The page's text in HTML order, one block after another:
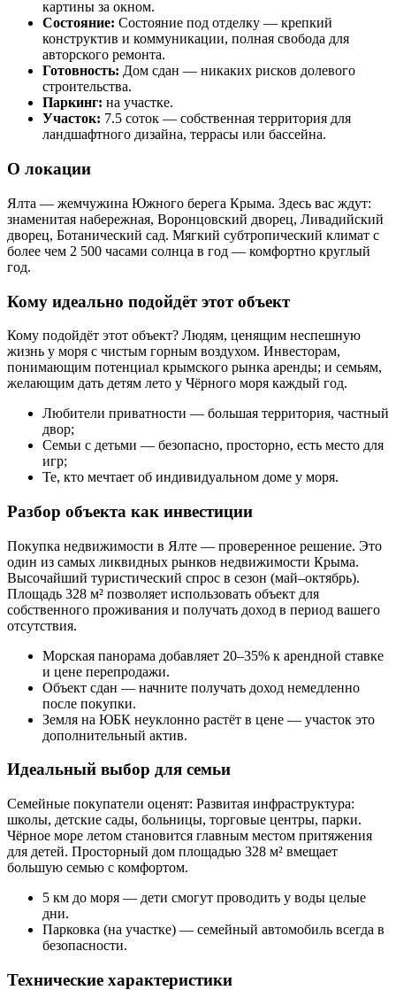
картины за окном.
Состояние: Состояние под отделку — крепкий
конструктив и коммуникации, полная свобода для
авторского ремонта.
Готовность: Дом сдан — никаких рисков долевого
строительства.
Паркинг: на участке.
Участок: 7.5 соток — собственная территория для
ландшафтного дизайна, террасы или бассейна.
О локации
Ялта — жемчужина Южного берега Крыма. Здесь вас ждут:
знаменитая набережная, Воронцовский дворец, Ливадийский
дворец, Ботанический сад. Мягкий субтропический климат с
более чем 2 500 часами солнца в год — комфортно круглый
год.
Кому идеально подойдёт этот объект
Кому подойдёт этот объект? Людям, ценящим неспешную
жизнь у моря с чистым горным воздухом. Инвесторам,
понимающим потенциал крымского рынка аренды; и семьям,
желающим дать детям лето у Чёрного моря каждый год.
Любители приватности — большая территория, частный
двор;
Семьи с детьми — безопасно, просторно, есть место для
игр;
Те, кто мечтает об индивидуальном доме у моря.
Разбор объекта как инвестиции
Покупка недвижимости в Ялте — проверенное решение. Это
один из самых ликвидных рынков недвижимости Крыма.
Высочайший туристический спрос в сезон (май–октябрь).
Площадь 328 м² позволяет использовать объект для
собственного проживания и получать доход в период вашего
отсутствия.
Морская панорама добавляет 20–35% к арендной ставке
и цене перепродажи.
Объект сдан — начните получать доход немедленно
после покупки.
Земля на ЮБК неуклонно растёт в цене — участок это
дополнительный актив.
Идеальный выбор для семьи
Семейные покупатели оценят: Развитая инфраструктура:
школы, детские сады, больницы, торговые центры, парки.
Чёрное море летом становится главным местом притяжения
для детей. Просторный дом площадью 328 м² вмещает
большую семью с комфортом.
5 км до моря — дети смогут проводить у воды целые
дни.
Парковка (на участке) — семейный автомобиль всегда в
безопасности.
Технические характеристики